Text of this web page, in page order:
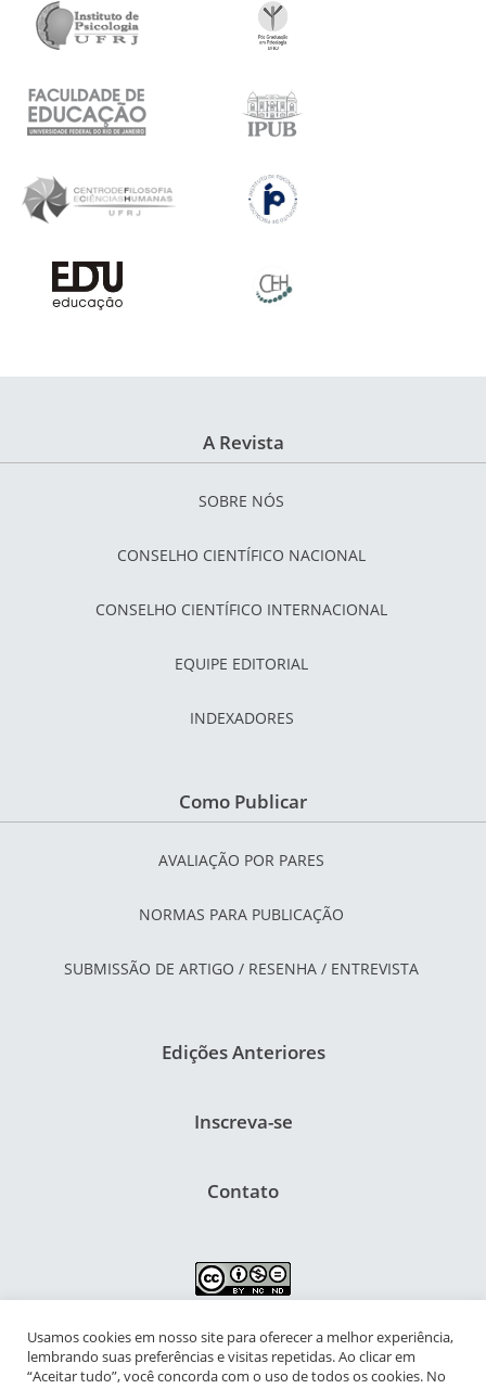
A Revista
SOBRE NÓS
CONSELHO CIENTÍFICO NACIONAL
CONSELHO CIENTÍFICO INTERNACIONAL
EQUIPE EDITORIAL
INDEXADORES
Como Publicar
AVALIAÇÃO POR PARES
NORMAS PARA PUBLICAÇÃO
SUBMISSÃO DE ARTIGO / RESENHA / ENTREVISTA
Edições Anteriores
Inscreva-se
Contato
NIPIAC – Núcleo Interdisciplinar de Pesquisa para a Infância e
Adolescência Contemporâneas
Usamos cookies em nosso site para oferecer a melhor experiência,
lembrando suas preferências e visitas repetidas. Ao clicar em
“Aceitar tudo”, você concorda com o uso de todos os cookies. No